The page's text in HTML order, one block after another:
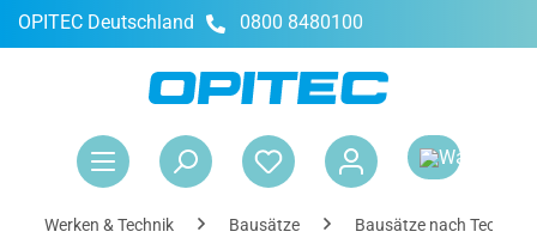
springen
OPITEC Deutschland 0800 8480100
Werken & Technik Bausätze Bausätze nach Technik